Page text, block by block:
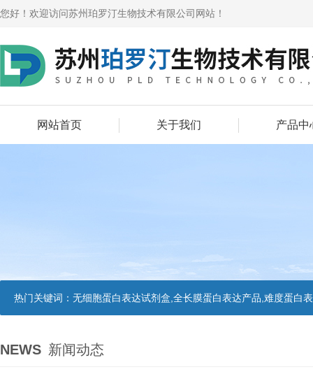
您好！欢迎访问苏州珀罗汀生物技术有限公司网站！
网站首页 关于我们 产品中
热门关键词： 无细胞蛋白表达试剂盒,全长膜蛋白表达产品,难度蛋白
NEWS 新闻动态